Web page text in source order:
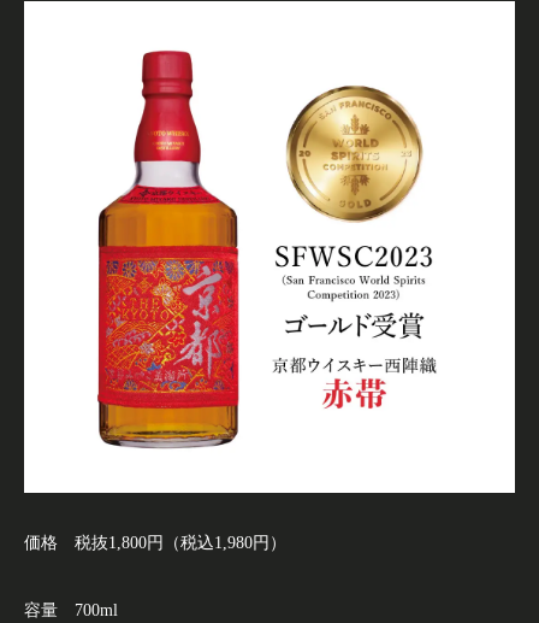
価格 税抜1,800円（税込1,980円）
容量 700ml